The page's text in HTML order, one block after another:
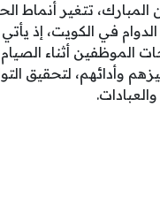
تتغير أنماط
في الكويت، إذ يأتي
الموظفين أثناء
وأدائهم، لتحقيق